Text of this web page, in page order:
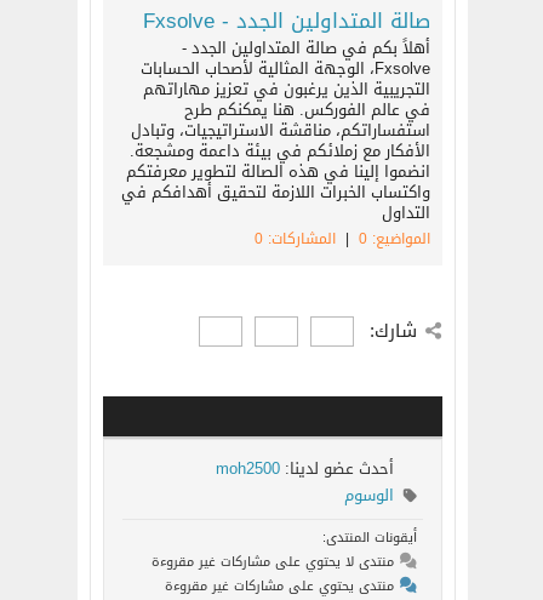
صالة المتداولين الجدد - Fxsolve
أهلاً بكم في صالة المتداولين الجدد -
Fxsolve، الوجهة المثالية لأصحاب الحسابات
التجريبية الذين يرغبون في تعزيز مهاراتهم
في عالم الفوركس. هنا يمكنكم طرح
استفساراتكم، مناقشة الاستراتيجيات، وتبادل
الأفكار مع زملائكم في بيئة داعمة ومشجعة.
انضموا إلينا في هذه الصالة لتطوير معرفتكم
واكتساب الخبرات اللازمة لتحقيق أهدافكم في
التداول
المواضيع: 0 | المشاركات: 0
شارك:
أحدث عضو لدينا: moh2500
الوسوم
أيقونات المنتدى:
منتدى لا يحتوي على مشاركات غير مقروءة
منتدى يحتوي على مشاركات غير مقروءة